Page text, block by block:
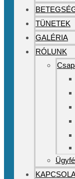
TÜNETEK
GALÉRIA
RÓLUNK